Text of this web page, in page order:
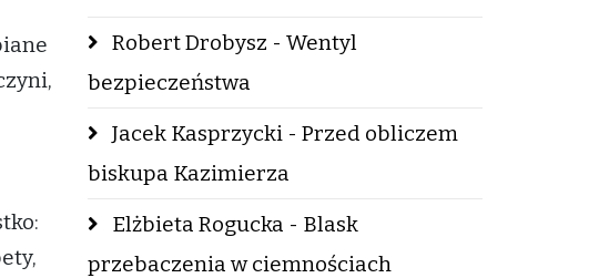
Robert Drobysz - Wentyl
bezpieczeństwa
Jacek Kasprzycki - Przed obliczem
biskupa Kazimierza
Elżbieta Rogucka - Blask
przebaczenia w ciemnościach